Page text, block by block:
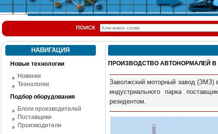
ПОИСК
НАВИГАЦИЯ
Новые технологии
Новинки
Технологии
Подбор оборудования
Блоги производителей
Поставщики
Производители
ПРОИЗВОДСТВО АВТОНОРМАЛЕЙ
Заволжский моторный завод (ЗМЗ)
индустриального парка
резидентом.